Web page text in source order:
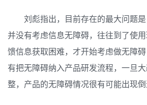
刘彪指出，目前存在的最大问题
并没有考虑信息无障碍，往往到了使
馈信息获取困难，才开始考虑做无障
有把无障碍纳入产品研发流程，一旦
整，产品的无障碍情况很有可能出现倒